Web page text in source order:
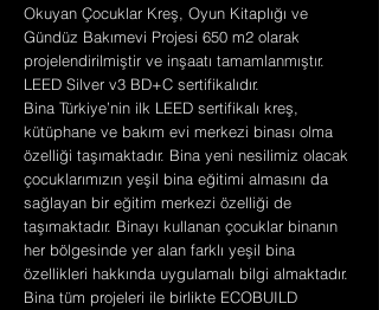
Okuyan Çocuklar Kreş, Oyun Kitaplığı ve
Gündüz Bakımevi Projesi 650 m2 olarak
projelendirilmiştir ve inşaatı tamamlanmıştır.
LEED Silver v3 BD+C sertifikalıdır.
Bina Türkiye’nin ilk LEED sertifikalı kreş,
kütüphane ve bakım evi merkezi binası olma
özelliği taşımaktadır. Bina yeni nesilimiz olacak
çocuklarımızın yeşil bina eğitimi almasını da
sağlayan bir eğitim merkezi özelliği de
taşımaktadır. Binayı kullanan çocuklar binanın
her bölgesinde yer alan farklı yeşil bina
özellikleri hakkında uygulamalı bilgi almaktadır.
Bina tüm projeleri ile birlikte ECOBUILD